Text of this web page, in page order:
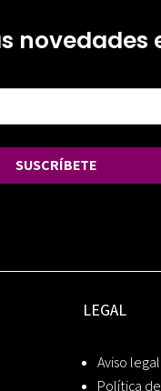
novedades
SUSCRÍBETE
LEGAL
Aviso
Política